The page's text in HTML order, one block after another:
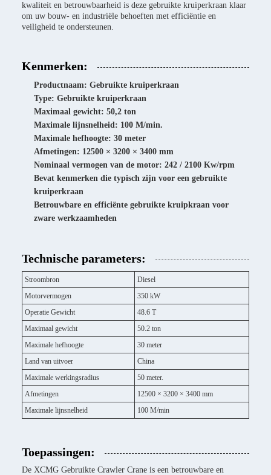
kwaliteit en betrouwbaarheid is deze gebruikte kruiperkraan klaar
om uw bouw- en industriële behoeften met efficiëntie en
veiligheid te ondersteunen.
Kenmerken:
Productnaam: Gebruikte kruiperkraan
Type: Gebruikte kruiperkraan
Maximaal gewicht: 50,2 ton
Maximale lijnsnelheid: 100 M/min.
Maximale hefhoogte: 30 meter
Afmetingen: 12500 × 3200 × 3400 mm
Nominaal vermogen van de motor: 242 / 2100 Kw/rpm
Bevat kenmerken die typisch zijn voor een gebruikte
kruiperkraan
Betrouwbare en efficiënte gebruikte kruipkraan voor
zware werkzaamheden
Technische parameters:
Stroombron
Diesel
Motorvermogen
350 kW
Operatie Gewicht
48.6 T
Maximaal gewicht
50.2 ton
Maximale hefhoogte
30 meter
Land van uitvoer
China
Maximale werkingsradius
50 meter.
Afmetingen
12500 × 3200 × 3400 mm
Maximale lijnsnelheid
100 M/min
Toepassingen:
De XCMG Gebruikte Crawler Crane is een betrouwbare en